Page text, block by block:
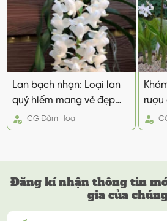
Lan bạch nhạn: Loại lan
quý hiếm mang vẻ đẹp
thanh khiết
CGĐàm Hoa
Đăng kí nhận thông tin
gia của